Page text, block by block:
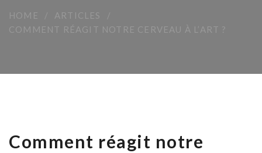
HOME
ARTICLES
COMMENT RÉAGIT NOTRE CERVEAU À L’ART ?
Comment réagit notre